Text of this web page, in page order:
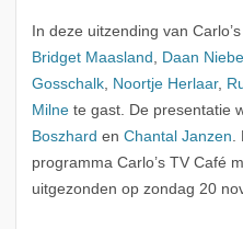
In deze uitzending van
Bridget Maasland , Daan
Gosschalk, Noortje Herlaar,
Milnete gast. De presentatie
Boszhard en Chantal Janzen.
programma Carlo’s TV Café
uitgezonden op zondag 20